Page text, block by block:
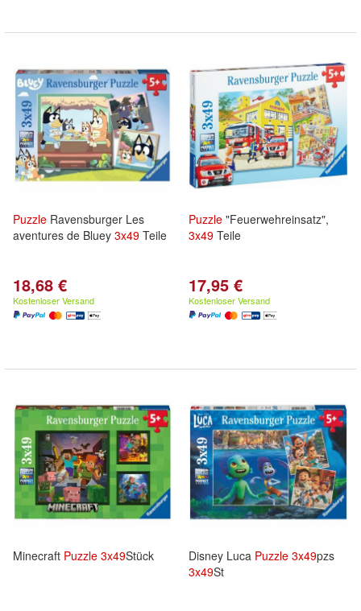
Puzzle Ravensburger Les
aventures de Bluey 3x49 Teile
18,68 €
Kostenloser Versand
Puzzle "Feuerwehreinsatz",
3x49 Teile
17,95 €
Kostenloser Versand
Minecraft Puzzle 3x49Stück Disney Luca Puzzle 3x49pzs
3x49St